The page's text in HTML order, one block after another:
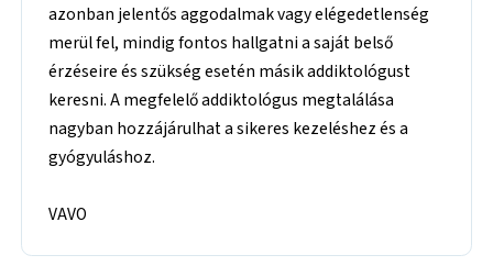
azonban jelentős aggodalmak vagy elégedetlenség
merül fel, mindig fontos hallgatni a saját belső
érzéseire és szükség esetén másik addiktológust
keresni. A megfelelő addiktológus megtalálása
nagyban hozzájárulhat a sikeres kezeléshez és a
gyógyuláshoz.
VAVO